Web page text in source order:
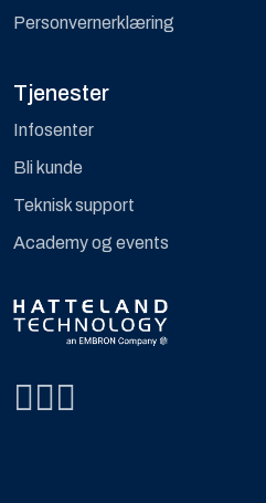
Personvernerklæring
Tjenester
Infosenter
Bli kunde
Teknisk support
Academy og events